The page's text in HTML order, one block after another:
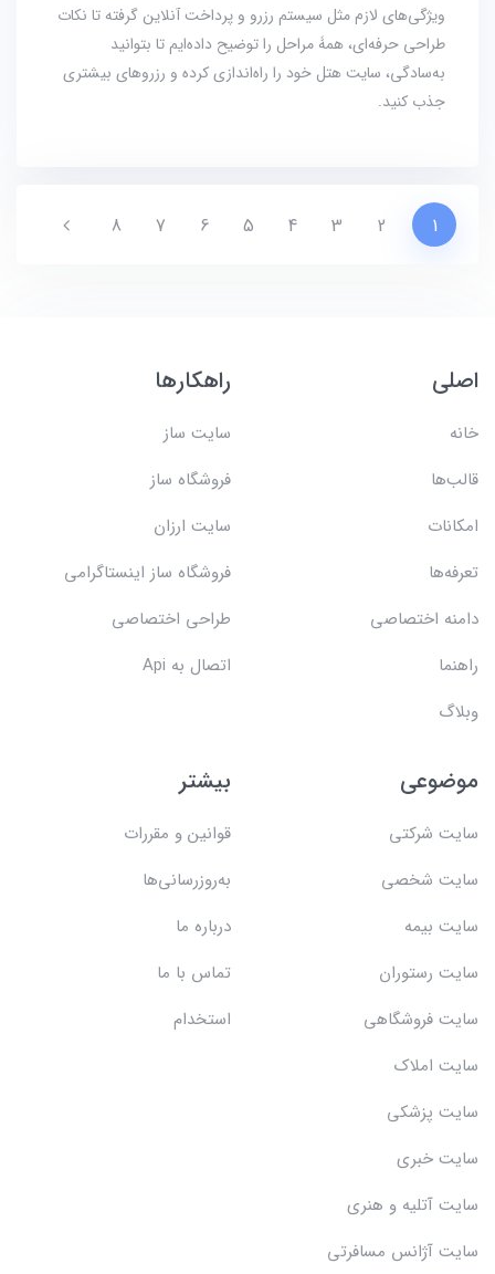
ویژگی‌های لازم مثل سیستم رزرو و پرداخت آنلاین گرفته تا نکات
طراحی حرفه‌ای، همۀ مراحل را توضیح داده‌ایم تا بتوانید
به‌سادگی، سایت هتل خود را راه‌اندازی کرده و رزروهای بیشتری
جذب کنید.
1
2
3
4
5
6
7
8
اصلی
خانه
قالب‌ها
امکانات
تعرفه‌ها
دامنه اختصاصی
راهنما
وبلاگ
راهکارها
سایت ساز
فروشگاه ساز
سایت ارزان
فروشگاه ساز اینستاگرامی
طراحی اختصاصی
اتصال به Api
موضوعی
سایت شرکتی
سایت شخصی
سایت بیمه
سایت رستوران
سایت فروشگاهی
سایت املاک
سایت پزشکی
سایت خبری
سایت آتلیه و هنری
سایت آژانس مسافرتی
بیشتر
قوانین و مقررات
به‌روزرسانی‌ها
درباره ما
تماس با ما
استخدام